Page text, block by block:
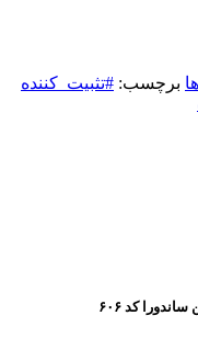
برچسب: #تثبیت_کننده
کد ۶۰۶